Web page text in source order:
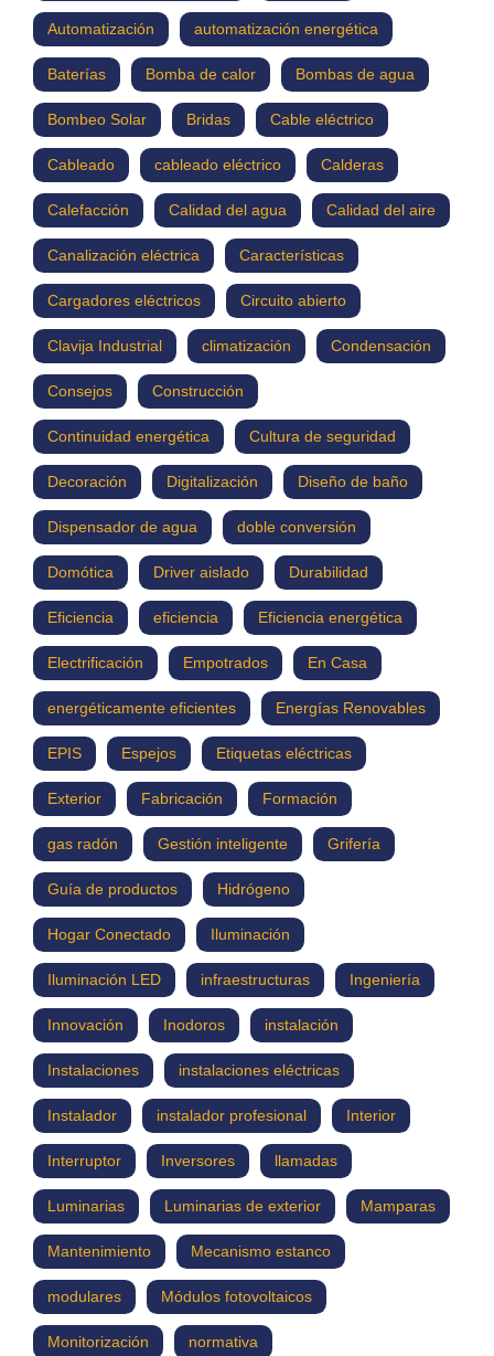
Automatización automatización energética
Baterías Bomba de calor Bombas de agua
Bombeo Solar Bridas Cable eléctrico
Cableado cableado eléctrico Calderas
Calefacción Calidad del agua Calidad del aire
Canalización eléctrica Características
Cargadores eléctricos Circuito abierto
Clavija Industrial climatización Condensación
Consejos Construcción
Continuidad energética Cultura de seguridad
Decoración Digitalización Diseño de baño
Dispensador de agua doble conversión
Domótica Driver aislado Durabilidad
Eficiencia eficiencia Eficiencia energética
Electrificación Empotrados En Casa
energéticamente eficientes Energías Renovables
EPIS Espejos Etiquetas eléctricas
Exterior Fabricación Formación
gas radón Gestión inteligente Grifería
Guía de productos Hidrógeno
Hogar Conectado Iluminación
Iluminación LED infraestructuras Ingeniería
Innovación Inodoros instalación
Instalaciones instalaciones eléctricas
Instalador instalador profesional Interior
Interruptor Inversores llamadas
Luminarias Luminarias de exterior Mamparas
Mantenimiento Mecanismo estanco
modulares Módulos fotovoltaicos
Monitorización normativa